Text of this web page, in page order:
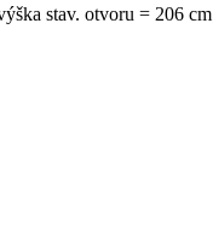
stav. otvoru = 206 cm